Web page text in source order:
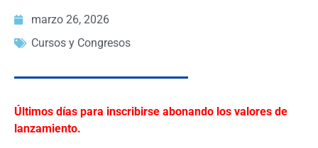
marzo 26, 2026
Cursos y Congresos
Últimos días para inscribirse abonando los valores de
lanzamiento.